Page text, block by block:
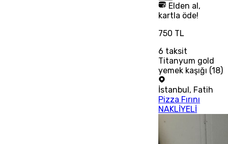
Elden al,
kartla öde!
750 TL
6 taksit
Titanyum gold
yemek kaşığı (18)
İstanbul, Fatih
Pizza Fırını
NAKLİYELİ